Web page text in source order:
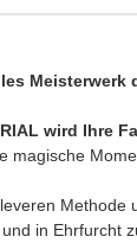
Meisterwerk
wird Ihre
magische
Methode
in Ehrfurcht